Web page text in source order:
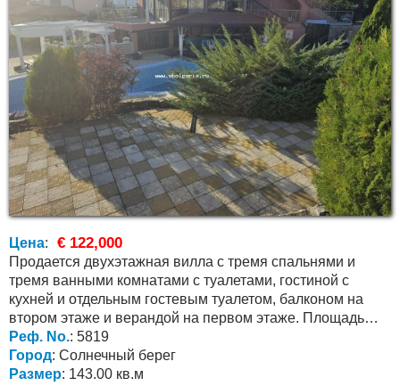
Цена: € 122,000
Продается двухэтажная вилла с тремя спальнями и
тремя ванными комнатами с туалетами, гостиной с
кухней и отдельным гостевым туалетом, балконом на
втором этаже и верандой на первом этаже. Площадь
чистая...
Реф. No.: 5819
Город: Солнечный берег
Размер: 143.00 кв.м